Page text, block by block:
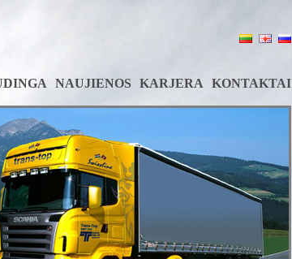
NAUJIENOS KARJERA KONTAKTAI